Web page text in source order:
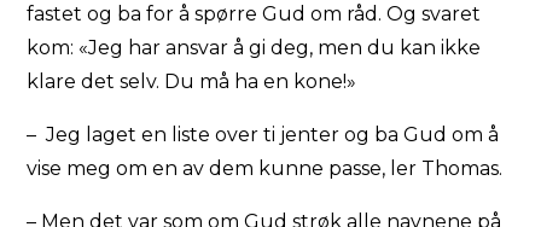
fastet og ba for å spørre Gud om råd. Og svaret
kom: «Jeg har ansvar å gi deg, men du kan ikke
klare det selv. Du må ha en kone!»
– Jeg laget en liste over ti jenter og ba Gud om å
vise meg om en av dem kunne passe, ler Thomas.
– Men det var som om Gud strøk alle navnene på